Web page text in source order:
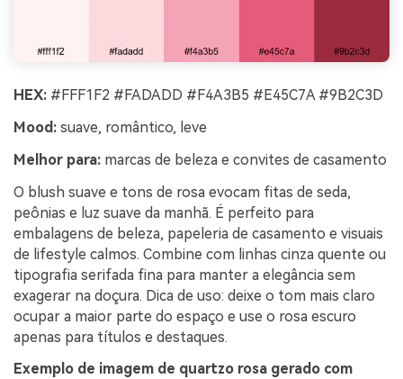
HEX: #FFF1F2 #FADADD #F4A3B5 #E45C7A #9B2C3D
Mood: suave, romântico, leve
Melhor para: marcas de beleza e convites de casamento
O blush suave e tons de rosa evocam fitas de seda,
peônias e luz suave da manhã. É perfeito para
embalagens de beleza, papeleria de casamento e visuais
de lifestyle calmos. Combine com linhas cinza quente ou
tipografia serifada fina para manter a elegância sem
exagerar na doçura. Dica de uso: deixe o tom mais claro
ocupar a maior parte do espaço e use o rosa escuro
apenas para títulos e destaques.
Exemplo de imagem de quartzo rosa gerado com